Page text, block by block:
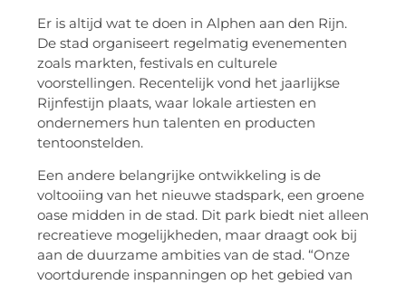
Er is altijd wat te doen in Alphen aan den Rijn.
De stad organiseert regelmatig evenementen
zoals markten, festivals en culturele
voorstellingen. Recentelijk vond het jaarlijkse
Rijnfestijn plaats, waar lokale artiesten en
ondernemers hun talenten en producten
tentoonstelden.
Een andere belangrijke ontwikkeling is de
voltooiing van het nieuwe stadspark, een groene
oase midden in de stad. Dit park biedt niet alleen
recreatieve mogelijkheden, maar draagt ook bij
aan de duurzame ambities van de stad. “Onze
voortdurende inspanningen op het gebied van